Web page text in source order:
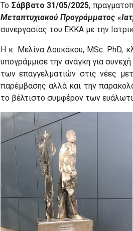
Το Σάββατο 31/05/2025,
Μεταπτυχιακού Προγράμματος
συνεργασίας του ΕΚΚΑ με την
Η κ. Μελίνα Δουκάκου, MSc. PhD,
υπογράμμισε την ανάγκη για
των επαγγελματιών στις νέες
παρέμβασης αλλά και την
το βέλτιστο συμφέρον των